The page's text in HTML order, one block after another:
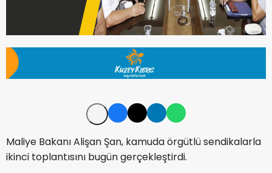
Maliye Bakanı Alişan Şan, kamuda örgütlü sendikalarla
ikinci toplantısını bugün gerçekleştirdi.